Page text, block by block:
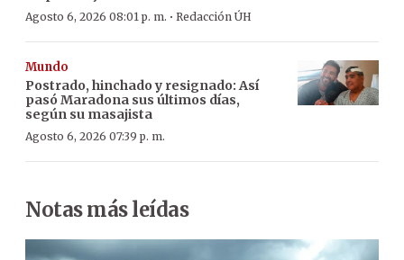
Agosto 6, 2026 08:01 p. m. · Redacción ÚH
Mundo
Postrado, hinchado y resignado: Así
pasó Maradona sus últimos días,
según su masajista
Agosto 6, 2026 07:39 p. m.
Notas más leídas